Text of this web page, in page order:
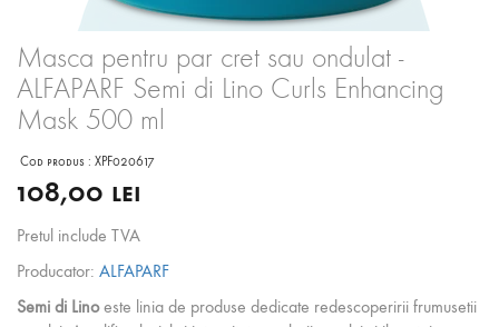
Masca pentru par cret sau ondulat -
ALFAPARF Semi di Lino Curls Enhancing
Mask 500 ml
Cod produs : XPF020617
108,00 lei
Pretul include TVA
Producator: ALFAPARF
Semi di Lino este linia de produse dedicate redescoperirii frumusetii